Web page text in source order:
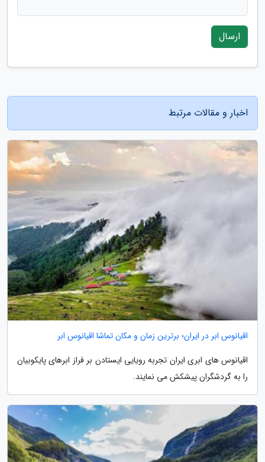
ارسال
اخبار و مقالات مرتبط
اقیانوس ابر در ایران؛ برترین زمان و مکان تماشا اقیانوس ابر
اقیانوس های ابری ایران تجربه رویایی ایستادن بر فراز ابرهای پایکوبیان
را به گردشگران پیشکش می نمایند.